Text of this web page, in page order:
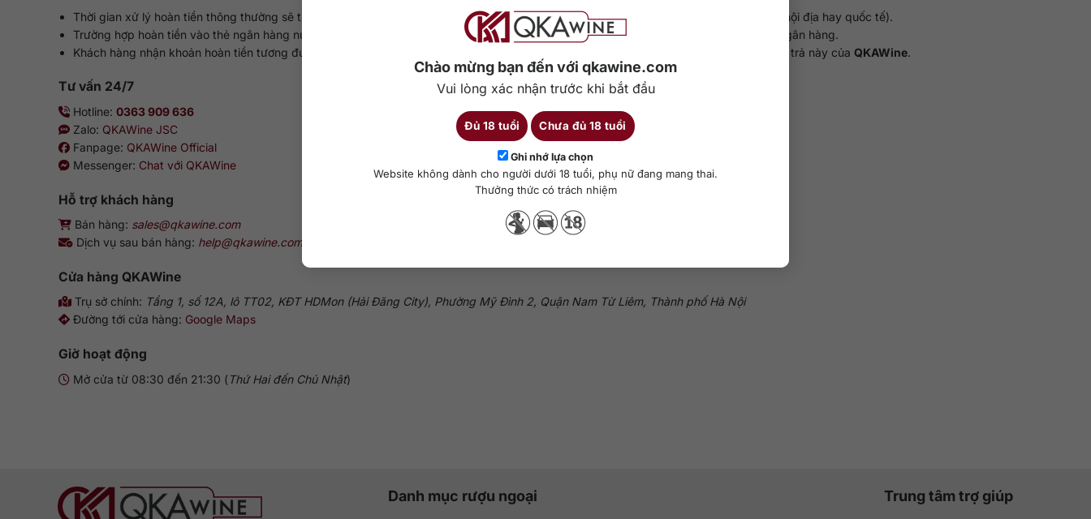
Chào mừng bạn đến với qkawine.com
Vui lòng xác nhận trước khi bắt đầu
Đủ 18 tuổi Chưa đủ 18 tuổi
Ghi nhớ lựa chọn
Website không dành cho người dưới 18 tuổi, phụ nữ đang mang thai.
Thưởng thức có trách nhiệm
Thời gian xử lý hoàn tiền thông thường sẽ từ 5 đến 7 ngày làm việc, (hoặc lên tới 45 ngày làm việc trong trường hợp thẻ thanh toán là nội địa hay quốc tế).
Trường hợp hoàn tiền vào thẻ ngân hàng nước ngoài, tỷ giá và phí có thể được áp dụng tại thời điểm hoàn tiền và theo quy định của ngân hàng.
Khách hàng nhận khoản hoàn tiền tương đương 70% giá trị đơn hàng trong trường hợp khách hàng huỷ sai quy định và chính sách đổi trả này củaQKAWine.
Tư vấn 24/7
Hotline: 0363 909 636
Zalo: QKAWine JSC
Fanpage: QKAWine Official
Messenger: Chat với QKAWine
Hỗ trợ khách hàng
Bán hàng: sales@qkawine.com
Dịch vụ sau bán hàng: help@qkawine.com
Cửa hàng QKAWine
Trụ sở chính: Tầng 1, số 12A, lô TT02, KĐT HDMon (Hải Đăng City), Phường Mỹ Đình 2, Quận Nam Từ Liêm, Thành phố Hà Nội
Đường tới cửa hàng: Google Maps
Giờ hoạt động
Mở cửa từ 08:30 đến 21:30 ( Thứ Hai đến Chủ Nhật)
Danh mục rượu ngoại Trung tâm trợ giúp